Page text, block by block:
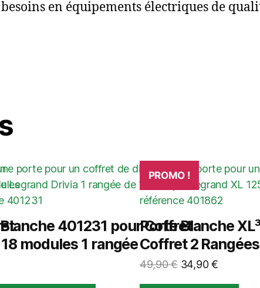
en équipements électriques de
401231 pour Coffret
modules 1 rangée
PROMO !
Porte Blanche
Coffret 2
49,90€ Le
34,90€Le